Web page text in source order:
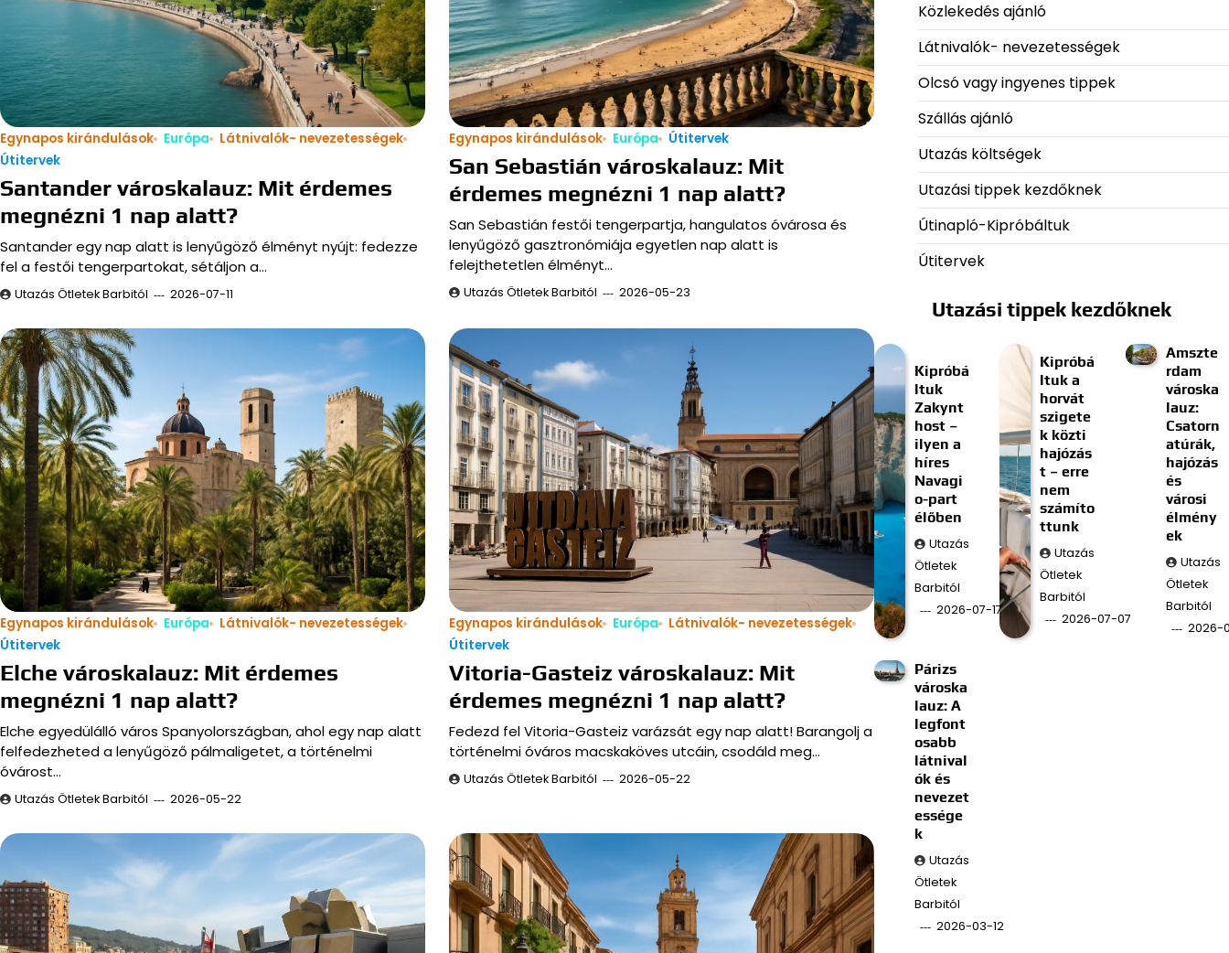
Egynapos kirándulások Európa
Látnivalók- nevezetességek
Útitervek
Santander városkalauz: Mit érdemes
megnézni 1 nap alatt?
Santander egy nap alatt is lenyűgöző élményt nyújt: fedezze
fel a festői tengerpartokat, sétáljon a…
Utazás Ötletek Barbitól 2026-07-11
Egynapos kirándulások Európa Útitervek
San Sebastián városkalauz: Mit
érdemes megnézni 1 nap alatt?
San Sebastián festői tengerpartja, hangulatos óvárosa és
lenyűgöző gasztronómiája egyetlen nap alatt is
felejthetetlen élményt…
Utazás Ötletek Barbitól 2026-05-23
Egynapos kirándulások Európa
Látnivalók- nevezetességek
Útitervek
Elche városkalauz: Mit érdemes
megnézni 1 nap alatt?
Elche egyedülálló város Spanyolországban, ahol egy nap alatt
felfedezheted a lenyűgöző pálmaligetet, a történelmi
óvárost…
Utazás Ötletek Barbitól 2026-05-22
Egynapos kirándulások Európa
Látnivalók- nevezetességek
Útitervek
Vitoria-Gasteiz városkalauz: Mit
érdemes megnézni 1 nap alatt?
Fedezd fel Vitoria-Gasteiz varázsát egy nap alatt! Barangolj a
történelmi óváros macskaköves utcáin, csodáld meg…
Utazás Ötletek Barbitól 2026-05-22
Közlekedés ajánló
Látnivalók- nevezetességek
Olcsó vagy ingyenes tippek
Szállás ajánló
Utazás költségek
Utazási tippek kezdőknek
Útinapló-Kipróbáltuk
Útitervek
Utazási tippek kezdőknek
Kipróbá
ltuk
Zakynt
host –
ilyen a
híres
Navagi
o-part
élőben
Utazás
Ötletek
Barbitól
2026-07-17
Kipróbá
ltuk a
horvát
szigete
k közti
hajózás
t – erre
nem
számíto
ttunk
Utazás
Ötletek
Barbitól
2026-07-07
Amszte
rdam
városka
lauz:
Csatorn
atúrák,
hajózás
és
városi
élmény
ek
Utazás
Ötletek
Barbitól
2026-
Párizs
városka
lauz: A
legfont
osabb
látnival
ók és
nevezet
essége
k
Utazás
Ötletek
Barbitól
2026-03-12